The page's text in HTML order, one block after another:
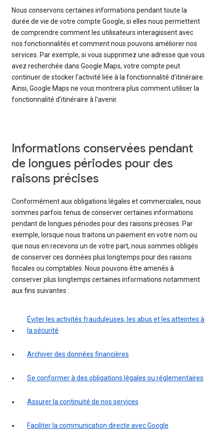
Nous conservons certaines informations pendant toute la
durée de vie de votre compte Google, si elles nous permettent
de comprendre comment les utilisateurs interagissent avec
nos fonctionnalités et comment nous pouvons améliorer nos
services. Par exemple, si vous supprimez une adresse que vous
avez recherchée dans Google Maps, votre compte peut
continuer de stocker l'activité liée à la fonctionnalité d'itinéraire.
Ainsi, Google Maps ne vous montrera plus comment utiliser la
fonctionnalité d'itinéraire à l'avenir.
Informations conservées pendant
de longues périodes pour des
raisons précises
Conformément aux obligations légales et commerciales, nous
sommes parfois tenus de conserver certaines informations
pendant de longues périodes pour des raisons précises. Par
exemple, lorsque nous traitons un paiement en votre nom ou
que nous en recevons un de votre part, nous sommes obligés
de conserver ces données plus longtemps pour des raisons
fiscales ou comptables. Nous pouvons être amenés à
conserver plus longtemps certaines informations notamment
aux fins suivantes :
Éviter les activités frauduleuses, les abus et les atteintes à
la sécurité
Archiver des données financières
Se conformer à des obligations légales ou réglementaires
Assurer la continuité de nos services
Faciliter la communication directe avec Google